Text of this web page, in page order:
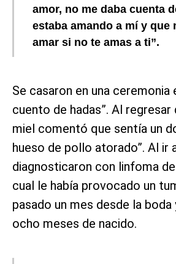
amor, no me daba cuenta
estaba amando a mí y que
amar si no te amas a ti”.
Se casaron en una ceremonia
cuento de hadas”. Al regresar
miel comentó que sentía un
hueso de pollo atorado”. Al ir
diagnosticaron con linfoma
cual le había provocado un
pasado un mes desde la
ocho meses de nacido.